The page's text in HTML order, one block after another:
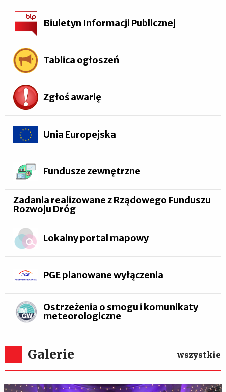
Biuletyn Informacji Publicznej
Tablica ogłoszeń
Zgłoś awarię
Unia Europejska
Fundusze zewnętrzne
Zadania realizowane z Rządowego Funduszu
Rozwoju Dróg
Lokalny portal mapowy
PGE planowane wyłączenia
Ostrzeżenia o smogu i komunikaty
meteorologiczne
Galerie wszystkie